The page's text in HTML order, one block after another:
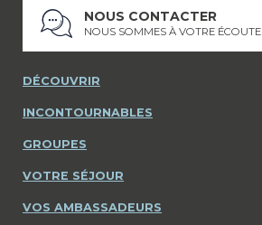
NOUS CONTACTER
NOUS SOMMES À VOTRE ÉCOUTE
DÉCOUVRIR
INCONTOURNABLES
GROUPES
VOTRE SÉJOUR
VOS AMBASSADEURS